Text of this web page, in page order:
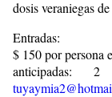
dosis veraniegas
Entradas:
$ 150 por persona